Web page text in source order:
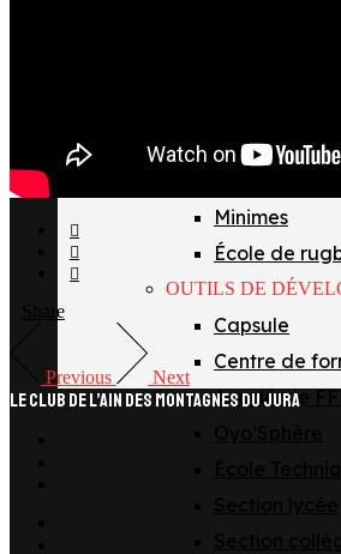
Cadets
Minimes
École de
OUTILS DE
Capsule
Centre de
Académie FFR
Share
Previous Next
LE CLUB DE L’AIN DES MONTAGNES DU JURA